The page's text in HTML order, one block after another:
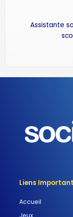
Assistante
Liens
Accueil
Jeux